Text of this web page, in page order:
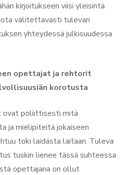
kirjoitukseen viisi yleisintä
valitettavasti tulevan
yhteydessä julkisuudessa
opettajat ja rehtorit
korotusta
poliittisesti mitä
ja mielipiteitä jokaiseen
toki laidasta laitaan. Tuleva
tuskin lienee tässä suhteessa
opettajana on ollut